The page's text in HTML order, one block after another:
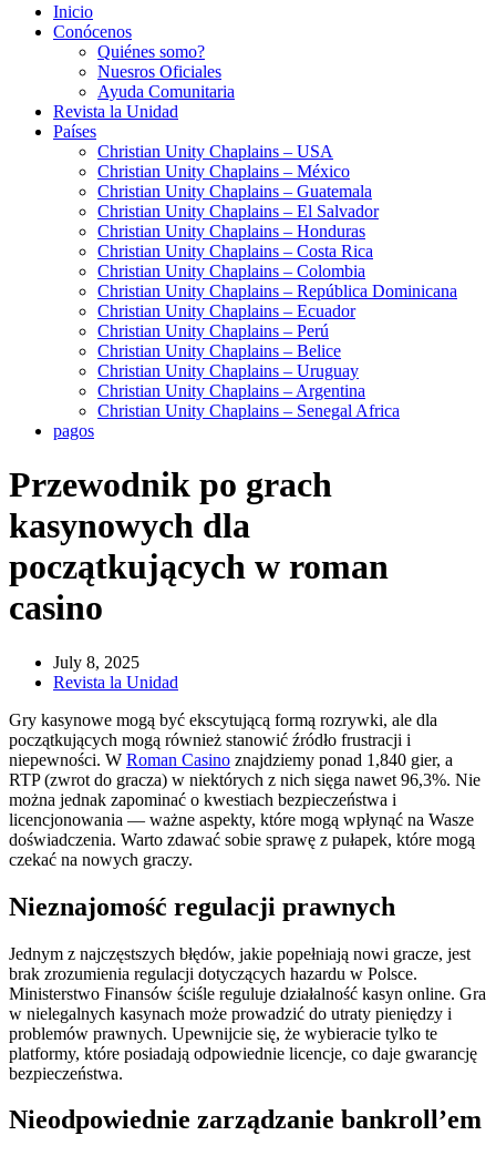
Inicio
Conócenos
Quiénes somo?
Nuesros Oficiales
Ayuda Comunitaria
Revista la Unidad
Países
Christian Unity Chaplains – USA
Christian Unity Chaplains – México
Christian Unity Chaplains – Guatemala
Christian Unity Chaplains – El Salvador
Christian Unity Chaplains – Honduras
Christian Unity Chaplains – Costa Rica
Christian Unity Chaplains – Colombia
Christian Unity Chaplains – República Dominicana
Christian Unity Chaplains – Ecuador
Christian Unity Chaplains – Perú
Christian Unity Chaplains – Belice
Christian Unity Chaplains – Uruguay
Christian Unity Chaplains – Argentina
Christian Unity Chaplains – Senegal Africa
pagos
Przewodnik po grach
kasynowych dla
początkujących w roman
casino
July 8, 2025
Revista la Unidad
Gry kasynowe mogą być ekscytującą formą rozrywki, ale dla
początkujących mogą również stanowić źródło frustracji i
niepewności. W Roman Casino znajdziemy ponad 1,840 gier, a
RTP (zwrot do gracza) w niektórych z nich sięga nawet 96,3%. Nie
można jednak zapominać o kwestiach bezpieczeństwa i
licencjonowania — ważne aspekty, które mogą wpłynąć na Wasze
doświadczenia. Warto zdawać sobie sprawę z pułapek, które mogą
czekać na nowych graczy.
Nieznajomość regulacji prawnych
Jednym z najczęstszych błędów, jakie popełniają nowi gracze, jest
brak zrozumienia regulacji dotyczących hazardu w Polsce.
Ministerstwo Finansów ściśle reguluje działalność kasyn online. Gra
w nielegalnych kasynach może prowadzić do utraty pieniędzy i
problemów prawnych. Upewnijcie się, że wybieracie tylko te
platformy, które posiadają odpowiednie licencje, co daje gwarancję
bezpieczeństwa.
Nieodpowiednie zarządzanie bankroll’em